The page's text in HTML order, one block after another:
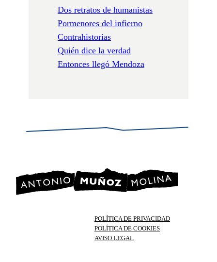
Dos retratos de humanistas
Pormenores del infierno
Contrahistorias
Quién dice la verdad
Entonces llegó Mendoza
POLÍTICA DE PRIVACIDAD
POLÍTICA DE COOKIES
AVISO LEGAL